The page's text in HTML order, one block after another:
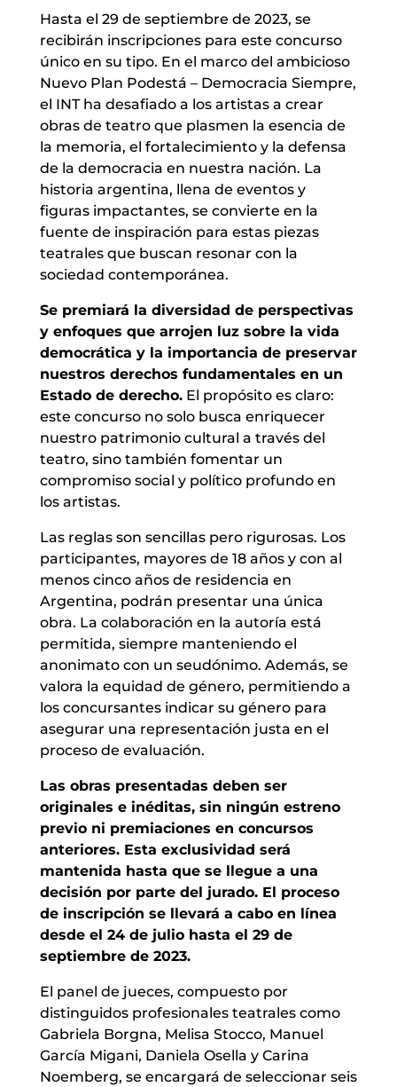
Hasta el 29 de septiembre de 2023, se
recibirán inscripciones para este concurso
único en su tipo. En el marco del ambicioso
Nuevo Plan Podestá – Democracia Siempre,
el INT ha desafiado a los artistas a crear
obras de teatro que plasmen la esencia de
la memoria, el fortalecimiento y la defensa
de la democracia en nuestra nación. La
historia argentina, llena de eventos y
figuras impactantes, se convierte en la
fuente de inspiración para estas piezas
teatrales que buscan resonar con la
sociedad contemporánea.
Se premiará la diversidad de perspectivas
y enfoques que arrojen luz sobre la vida
democrática y la importancia de preservar
nuestros derechos fundamentales en un
Estado de derecho.El propósito es claro:
este concurso no solo busca enriquecer
nuestro patrimonio cultural a través del
teatro, sino también fomentar un
compromiso social y político profundo en
los artistas.
Las reglas son sencillas pero rigurosas. Los
participantes, mayores de 18 años y con al
menos cinco años de residencia en
Argentina, podrán presentar una única
obra. La colaboración en la autoría está
permitida, siempre manteniendo el
anonimato con un seudónimo. Además, se
valora la equidad de género, permitiendo a
los concursantes indicar su género para
asegurar una representación justa en el
proceso de evaluación.
Las obras presentadas deben ser
originales e inéditas, sin ningún estreno
previo ni premiaciones en concursos
anteriores. Esta exclusividad será
mantenida hasta que se llegue a una
decisión por parte del jurado. El proceso
de inscripción se llevará a cabo en línea
desde el 24 de julio hasta el 29 de
septiembre de 2023.
El panel de jueces, compuesto por
distinguidos profesionales teatrales como
Gabriela Borgna, Melisa Stocco, Manuel
García Migani, Daniela Osella y Carina
Noemberg, se encargará de seleccionar seis